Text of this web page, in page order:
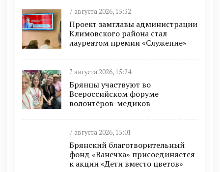
7 августа 2026, 15:32
Проект замглавы администрации
Климовского района стал
лауреатом премии «Служение»
7 августа 2026, 15:24
Брянцы участвуют во
Всероссийском форуме
волонтёров-медиков
7 августа 2026, 15:01
Брянский благотворительный
фонд «Ванечка» присоединяется
к акции «Дети вместо цветов»